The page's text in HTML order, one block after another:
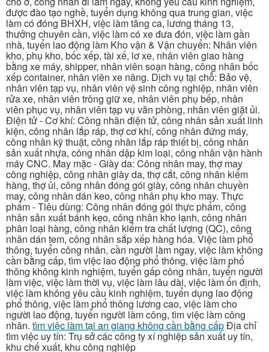
được đào tạo nghề, tuyển dụng không qua trung gian, việc
làm có đóng BHXH, việc làm tăng ca, lương tháng 13,
thưởng chuyên cần, việc làm có xe đưa đón, việc làm gần
nhà, tuyển lao động làm Kho vận & Vận chuyển: Nhân viên
kho, phụ kho, bốc xếp, tài xế, lơ xe, nhân viên giao hàng
bằng xe máy, shipper, nhân viên soạn hàng, công nhân bốc
xếp container, nhân viên xe nâng. Dịch vụ tại chỗ: Bảo vệ,
nhân viên tạp vụ, nhân viên vệ sinh công nghiệp, nhân viên
rửa xe, nhân viên trông giữ xe, nhân viên phụ bếp, nhân
viên phục vụ, nhân viên tạp vụ văn phòng, nhân viên giặt ủi.
Điện tử - Cơ khí: Công nhân điện tử, công nhân sản xuất linh
kiện, công nhân lắp ráp, thợ cơ khí, công nhân đứng máy,
công nhân kỹ thuật, công nhân lắp ráp thiết bị, công nhân
sản xuất nhựa, công nhân dập kim loại, công nhân vận hành
máy CNC. May mặc - Giày da: Công nhân may, thợ may
công nghiệp, công nhân giày da, thợ cắt, công nhân kiểm
hàng, thợ ủi, công nhân đóng gói giày, công nhân chuyền
may, công nhân dán keo, công nhân phụ kho may. Thực
phẩm - Tiêu dùng: Công nhân đóng gói thực phẩm, công
nhân sản xuất bánh kẹo, công nhân kho lạnh, công nhân
phân loại hàng, công nhân kiểm tra chất lượng (QC), công
nhân dán tem, công nhân sắp xếp hàng hóa. Việc làm phổ
thông, tuyển công nhân, cần người làm ngay, việc làm không
cần bằng cấp, tìm việc lao động phổ thông, việc làm phổ
thông không kinh nghiệm, tuyển gấp công nhân, tuyển người
làm việc, việc làm thời vụ, việc làm lâu dài, việc làm ổn định,
việc làm không yêu cầu kinh nghiệm, tuyển dụng lao động
phổ thông, việc làm phổ thông lương cao, việc làm cho
người lao động, tuyển người làm công, tìm việc làm công
nhân. tìm việc làm tại an giang không cần bằng cấpĐịa chỉ
tìm việc uy tín: Trụ sở các công ty xí nghiệp sản xuất uy tín,
khu chế xuất, khu công nghiệp